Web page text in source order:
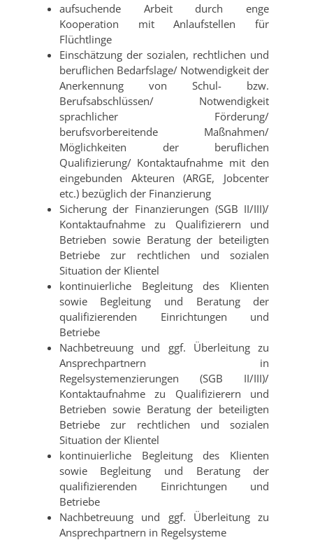
aufsuchende Arbeit durch enge
Kooperation mit Anlaufstellen für
Flüchtlinge
Einschätzung der sozialen, rechtlichen und
beruflichen Bedarfslage/ Notwendigkeit der
Anerkennung von Schul- bzw.
Berufsabschlüssen/ Notwendigkeit
sprachlicher Förderung/
berufsvorbereitende Maßnahmen/
Möglichkeiten der beruflichen
Qualifizierung/ Kontaktaufnahme mit den
eingebunden Akteuren (ARGE, Jobcenter
etc.) bezüglich der Finanzierung
Sicherung der Finanzierungen (SGB II/III)/
Kontaktaufnahme zu Qualifizierern und
Betrieben sowie Beratung der beteiligten
Betriebe zur rechtlichen und sozialen
Situation der Klientel
kontinuierliche Begleitung des Klienten
sowie Begleitung und Beratung der
qualifizierenden Einrichtungen und
Betriebe
Nachbetreuung und ggf. Überleitung zu
Ansprechpartnern in
Regelsystemenzierungen (SGB II/III)/
Kontaktaufnahme zu Qualifizierern und
Betrieben sowie Beratung der beteiligten
Betriebe zur rechtlichen und sozialen
Situation der Klientel
kontinuierliche Begleitung des Klienten
sowie Begleitung und Beratung der
qualifizierenden Einrichtungen und
Betriebe
Nachbetreuung und ggf. Überleitung zu
Ansprechpartnern in Regelsysteme